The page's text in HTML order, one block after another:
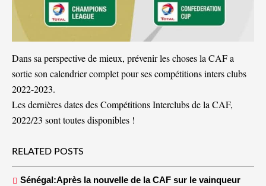
Dans sa perspective de mieux, prévenir les choses la CAF a
sortie son calendrier complet pour ses compétitions inters clubs
2022-2023.
Les dernières dates des Compétitions Interclubs de la CAF,
2022/23 sont toutes disponibles !
RELATED POSTS
Sénégal:Après la nouvelle de la CAF sur le vainqueur